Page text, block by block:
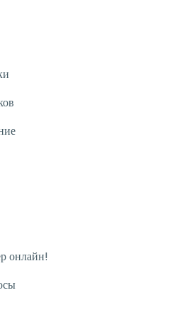
пользовательский опыт.
обеспечивает мгновенную загрузку
файлов.
графика
графических задач,
удобства
как планшет. Обеспечивает яркое,
онлайн!